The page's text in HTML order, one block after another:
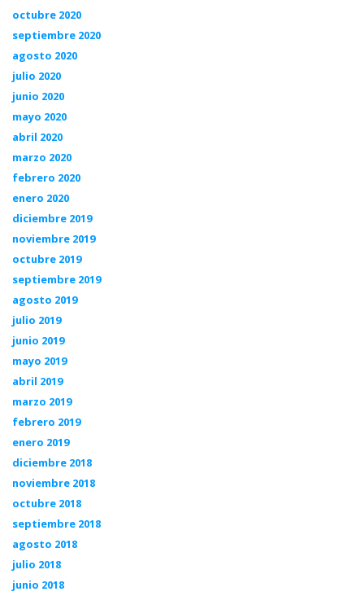
octubre 2020
septiembre 2020
agosto 2020
julio 2020
junio 2020
mayo 2020
abril 2020
marzo 2020
febrero 2020
enero 2020
diciembre 2019
noviembre 2019
octubre 2019
septiembre 2019
agosto 2019
julio 2019
junio 2019
mayo 2019
abril 2019
marzo 2019
febrero 2019
enero 2019
diciembre 2018
noviembre 2018
octubre 2018
septiembre 2018
agosto 2018
julio 2018
junio 2018